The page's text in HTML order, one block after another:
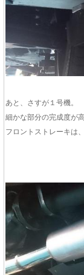
あと、さすが１号機。
細かな部分の完成度が高
フロントストレーキは